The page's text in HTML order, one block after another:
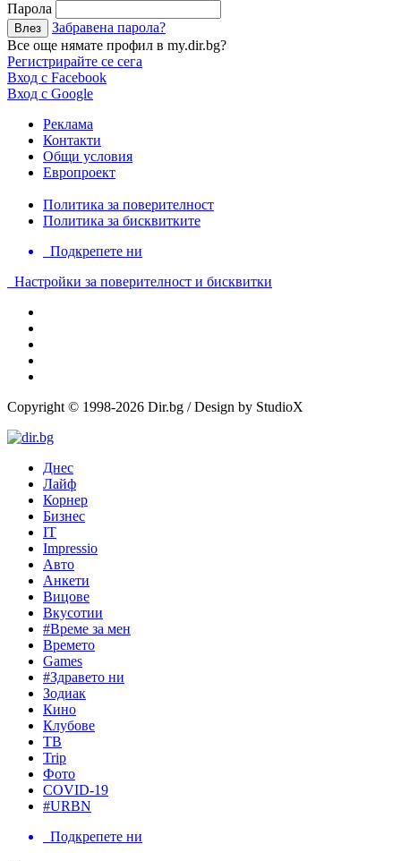
Парола
Забравена парола?
Все още нямате профил в my.dir.bg?
Регистрирайте се сега
Вход с Facebook
Вход с Google
Реклама
Контакти
Общи условия
Европроект
Политика за поверителност
Политика за бисквитките
Подкрепете ни
Настройки за поверителност и бисквитки
Copyright © 1998-2026 Dir.bg / Design by StudioX
Днес
Лайф
Корнер
Бизнес
IT
Impressio
Авто
Анкети
Вицове
Вкусотии
#Време за мен
Времето
Games
#Здравето ни
Зодиак
Кино
Клубове
ТВ
Trip
Фото
COVID-19
#URBN
Подкрепете ни